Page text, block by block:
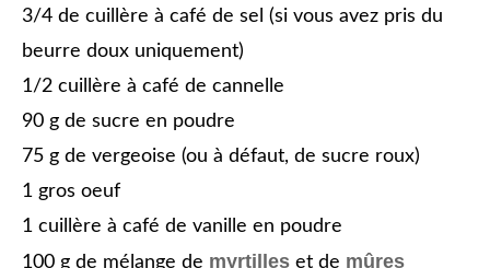
3/4 de cuillère à café de sel (si vous avez pris du
beurre doux uniquement)
1/2 cuillère à café de cannelle
90 g de sucre en poudre
75 g de vergeoise (ou à défaut, de sucre roux)
1 gros oeuf
1 cuillère à café de vanille en poudre
100 g de mélange de myrtilles et de mûres